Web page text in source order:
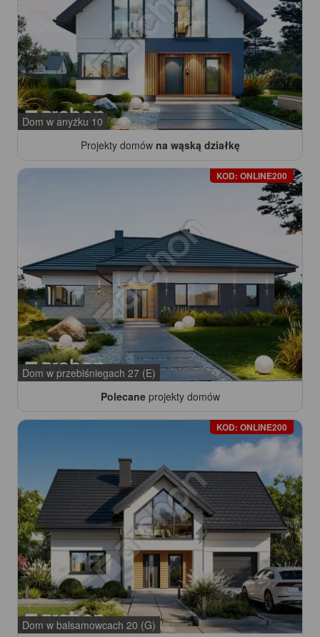
Dom w anyżku 10
Projekty domów na wąską działkę
KOD: ONLINE200
Dom w przebiśniegach 27 (E)
Polecane projekty domów
KOD: ONLINE200
Dom w balsamowcach 20 (G)